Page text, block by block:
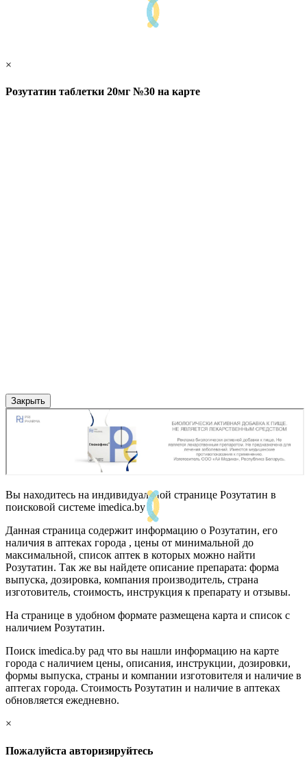
×
Розутатин таблетки 20мг №30 на карте
Закрыть
Вы находитесь на индивидуальной странице Розутатин в
поисковой системе imedica.by
Данная страница содержит информацию о Розутатин, его
наличия в аптеках города , цены от минимальной до
максимальной, список аптек в которых можно найти
Розутатин. Так же вы найдете описание препарата: форма
выпуска, дозировка, компания производитель, страна
изготовитель, стоимость, инструкция к препарату и отзывы.
На странице в удобном формате размещена карта и список с
наличием Розутатин.
Поиск imedica.by рад что вы нашли информацию на карте
города с наличием цены, описания, инструкции, дозировки,
формы выпуска, страны и компании изготовителя и наличие в
аптегах города. Стоимость Розутатин и наличие в аптеках
обновляется ежедневно.
×
Пожалуйста авторизируйтесь